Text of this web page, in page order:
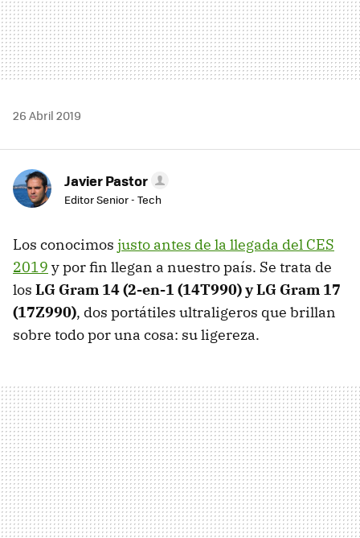
26 Abril 2019
Javier Pastor
Editor Senior - Tech
Los conocimos justo antes de la llegada del CES
2019 y por fin llegan a nuestro país. Se trata de
los LG Gram 14 (2-en-1 (14T990) y LG Gram 17
(17Z990), dos portátiles ultraligeros que brillan
sobre todo por una cosa: su ligereza.